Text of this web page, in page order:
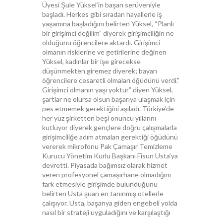
Üyesi Şule Yüksel’in başarı serüveniyle
başladı. Herkes gibi sıradan hayallerle iş
yaşamına başladığını belirten Yüksel, “Planlı
bir girişimci değilim” diyerek girişimciliğin ne
olduğunu öğrencilere aktardı. Girişimci
olmanın risklerine ve getirilerine değinen
Yüksel, kadınlar bir işe girecekse
düşünmekten giremez diyerek; bayan
öğrencilere cesaretli olmaları öğüdünü verdi.”
Girişimci olmanın yaşı yoktur” diyen Yüksel,
şartlar ne olursa olsun başarıya ulaşmak için
pes etmemek gerektiğini aşıladı. Türkiye’de
her yüz şirketten beşi onuncu yıllarını
kutluyor diyerek gençlere doğru çalışmalarla
girişimciliğe adım atmaları gerektiği öğüdünü
vererek mikrofonu Pak Çamaşır Temizleme
Kurucu Yönetim Kurlu Başkanı Fisun Usta’ya
devretti. Piyasada bağımsız olarak hizmet
veren profesyonel çamaşırhane olmadığını
fark etmesiyle girişimde bulunduğunu
belirten Usta şuan en tanınmış otellerle
çalışıyor. Usta, başarıya giden engebeli yolda
nasıl bir strateji uyguladığını ve karşılaştığı